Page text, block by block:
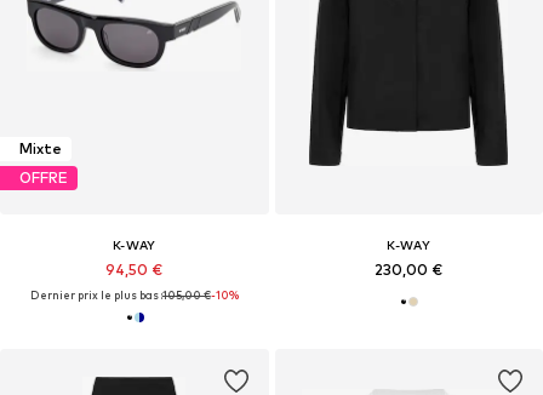
Mixte
OFFRE
K-WAY
94,50 €
Dernier prix le plus bas :105,00 €-10%
K-WAY
230,00 €